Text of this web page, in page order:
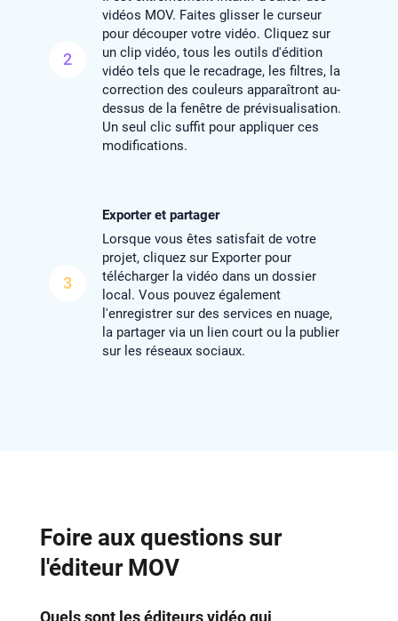
2
vidéos MOV. Faites glisser le curseur
pour découper votre vidéo. Cliquez sur
un clip vidéo, tous les outils d'édition
vidéo tels que le recadrage, les filtres, la
correction des couleurs apparaîtront au-
dessus de la fenêtre de prévisualisation.
Un seul clic suffit pour appliquer ces
modifications.
3
Exporter et partager
Lorsque vous êtes satisfait de votre
projet, cliquez sur Exporter pour
télécharger la vidéo dans un dossier
local. Vous pouvez également
l'enregistrer sur des services en nuage,
la partager via un lien court ou la publier
sur les réseaux sociaux.
Foire aux questions sur
l'éditeur MOV